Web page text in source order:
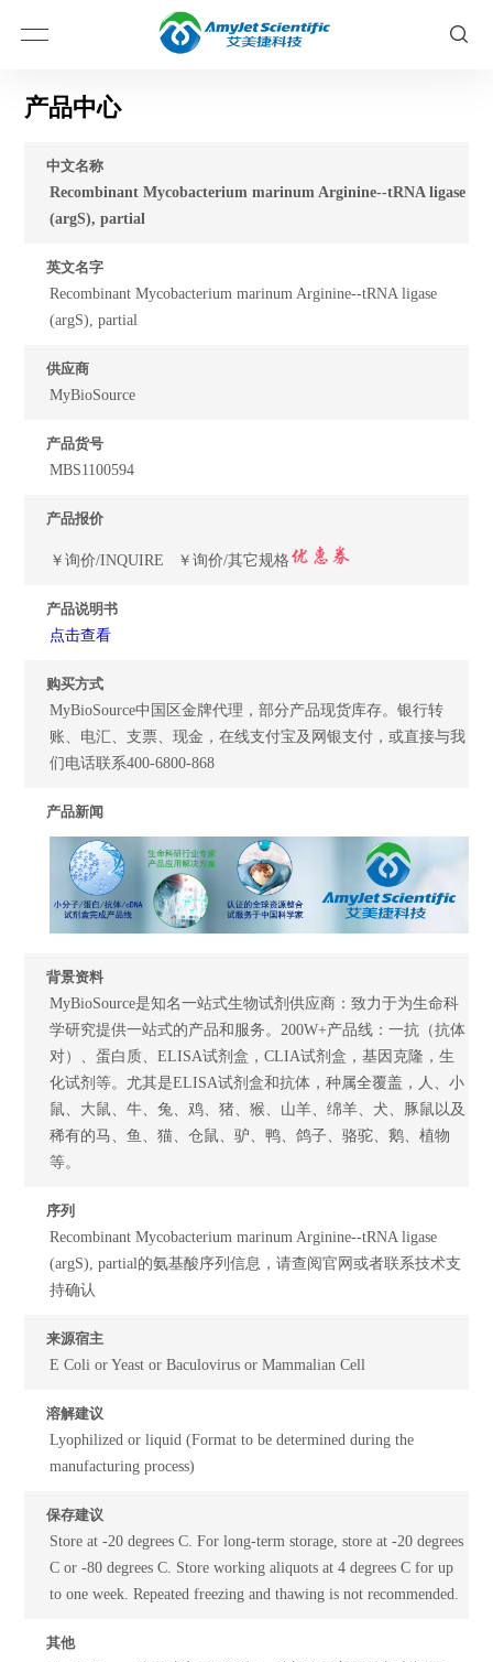
产品中心
中文名称
Recombinant Mycobacterium marinum Arginine--tRNA ligase
(argS), partial
英文名字
Recombinant Mycobacterium marinum Arginine--tRNA ligase
(argS), partial
供应商
MyBioSource
产品货号
MBS1100594
产品报价
￥询价/INQUIRE ￥询价/其它规格
产品说明书
点击查看
购买方式
MyBioSource中国区金牌代理，部分产品现货库存。银行转
账、电汇、支票、现金，在线支付宝及网银支付，或直接与我
们电话联系400-6800-868
产品新闻
背景资料
MyBioSource是知名一站式生物试剂供应商：致力于为生命科
学研究提供一站式的产品和服务。200W+产品线：一抗（抗体
对）、蛋白质、ELISA试剂盒，CLIA试剂盒，基因克隆，生
化试剂等。尤其是ELISA试剂盒和抗体，种属全覆盖，人、小
鼠、大鼠、牛、兔、鸡、猪、猴、山羊、绵羊、犬、豚鼠以及
稀有的马、鱼、猫、仓鼠、驴、鸭、鸽子、骆驼、鹅、植物
等。
序列
Recombinant Mycobacterium marinum Arginine--tRNA ligase
(argS), partial的氨基酸序列信息，请查阅官网或者联系技术支
持确认
来源宿主
E Coli or Yeast or Baculovirus or Mammalian Cell
溶解建议
Lyophilized or liquid (Format to be determined during the
manufacturing process)
保存建议
Store at -20 degrees C. For long-term storage, store at -20 degrees
C or -80 degrees C. Store working aliquots at 4 degrees C for up
to one week. Repeated freezing and thawing is not recommended.
其他